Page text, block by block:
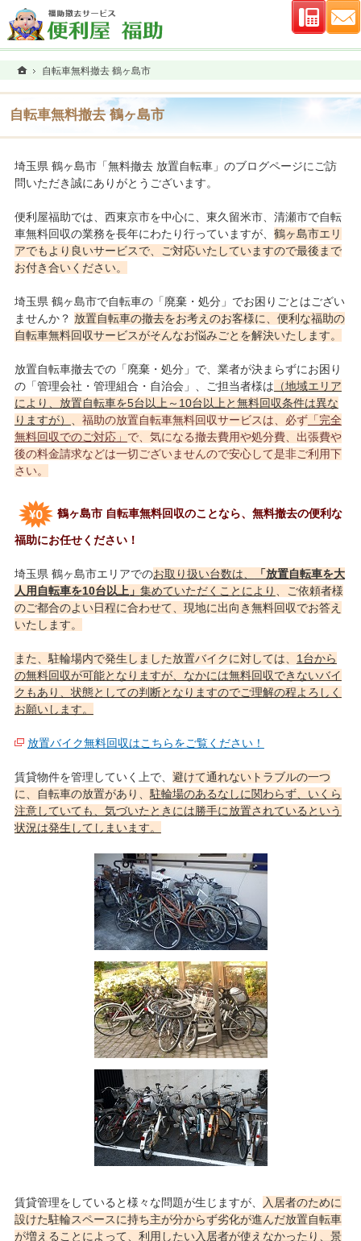
自転車無料撤去 鶴ヶ島市
埼玉県 鶴ヶ島市「無料撤去 放置自転車」のブログページにご訪
問いただき誠にありがとうございます。
便利屋福助では、西東京市を中心に、東久留米市、清瀬市で自転
車無料回収の業務を長年にわたり行っていますが、 鶴ヶ島市エリ
アでもより良いサービスで、ご対応いたしていますので最後まで
お付き合いください。
埼玉県 鶴ヶ島市で自転車の「廃棄・処分」でお困りごとはござい
ませんか？ 放置自転車の撤去をお考えのお客様に、便利な福助の
自転車無料回収サービスがそんなお悩みごとを解決いたします。
放置自転車撤去での「廃棄・処分」で、業者が決まらずにお困り
の「管理会社・管理組合・自治会」、ご担当者様は （地域エリア
により、放置自転車を5台以上～10台以上と無料回収条件は異な
りますが） 、 福助の放置自転車無料回収サービスは、必ず「完全
無料回収でのご対応」 で、気になる撤去費用や処分費、出張費や
後の料金請求などは一切ございませんので安心して是非ご利用下
さい。
鶴ヶ島市 自転車無料回収のことなら、無料撤去の便利な
福助にお任せください！
埼玉県 鶴ヶ島市エリアでのお取り扱い台数は、
「放置自転車を大
人用自転車を10台以上」 集めていただくことにより 、ご依頼者様
のご都合のよい日程に合わせて、現地に出向き無料回収でお答え
いたします。
また、駐輪場内で発生しました放置バイクに対しては、 1台から
の無料回収が可能となりますが、なかには無料回収できないバイ
クもあり、状態としての判断となりますのでご理解の程よろしく
お願いします。
放置バイク無料回収はこちらをご覧ください！
賃貸物件を管理していく上で、 避けて通れないトラブルの一つ
に、自転車の放置があり、駐輪場のあるなしに関わらず、いくら
注意していても、気づいたときには勝手に放置されているという
状況は発生してしまいます。
賃貸管理をしていると様々な問題が生じますが、
入居者のために
設けた駐輪スペースに持ち主が分からず劣化が進んだ放置自転車
が増えることによって、 利用したい入居者が使えなかったり、景
連絡先
ホーム
自転車無料撤去 鶴ヶ島市